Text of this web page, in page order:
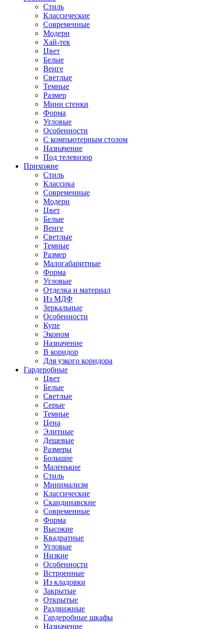
Стиль
Классические
Современные
Модерн
Хай-тек
Цвет
Белые
Венге
Светлые
Темные
Размер
Мини стенки
Форма
Угловые
Особенности
С компьютерным столом
Назначение
Под телевизор
Прихожие
Стиль
Классика
Современные
Модерн
Цвет
Белые
Венге
Светлые
Темные
Размер
Малогабаритные
Форма
Угловые
Отделка и материал
Из МДФ
Зеркальные
Особенности
Купе
Эконом
Назначение
В коридор
Для узкого коридора
Гардеробные
Цвет
Белые
Светлые
Серые
Темные
Цена
Элитные
Дешевые
Размеры
Большие
Маленькие
Стиль
Минимализм
Классические
Скандинавские
Современные
Форма
Высокие
Квадратные
Угловые
Низкие
Особенности
Встроенные
Из кладовки
Закрытые
Открытые
Раздвижные
Гардеробные шкафы
Назначение